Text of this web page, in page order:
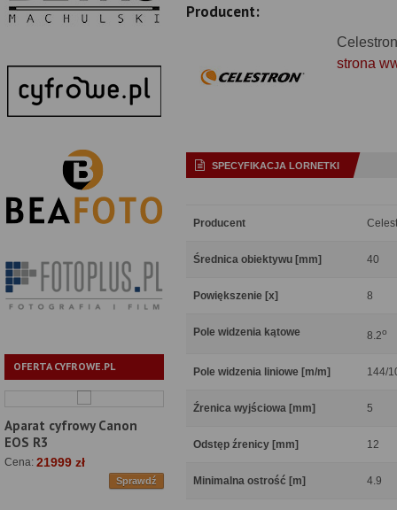
OFERTA CYFROWE.PL
Aparat cyfrowy Canon
EOS R3
Cena: 21999 zł
Sprawdź
Producent:
Celestron
strona
SPECYFIKACJA LORNETKI
Producent
Średnica obiektywu [mm] 40
Powiększenie [x] 8
Pole widzenia kątowe 8.2o
Pole widzenia liniowe [m/m] 144/
Źrenica wyjściowa [mm] 5
Odstęp źrenicy [mm] 12
Minimalna ostrość [m] 4.9